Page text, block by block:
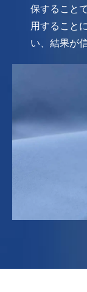
保すること
用すること
い、結果が